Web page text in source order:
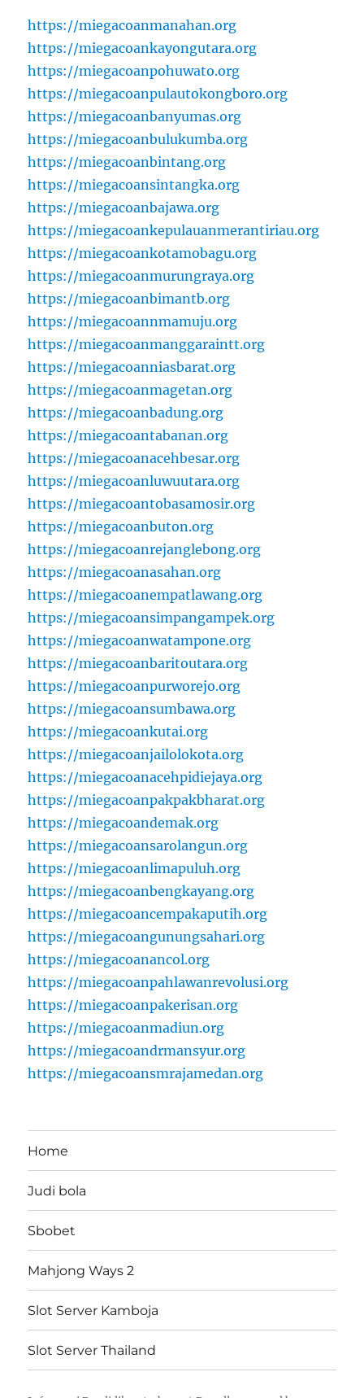
https://miegacoanmanahan.org
https://miegacoankayongutara.org
https://miegacoanpohuwato.org
https://miegacoanpulautokongboro.org
https://miegacoanbanyumas.org
https://miegacoanbulukumba.org
https://miegacoanbintang.org
https://miegacoansintangka.org
https://miegacoanbajawa.org
https://miegacoankepulauanmerantiriau.org
https://miegacoankotamobagu.org
https://miegacoanmurungraya.org
https://miegacoanbimantb.org
https://miegacoannmamuju.org
https://miegacoanmanggaraintt.org
https://miegacoanniasbarat.org
https://miegacoanmagetan.org
https://miegacoanbadung.org
https://miegacoantabanan.org
https://miegacoanacehbesar.org
https://miegacoanluwuutara.org
https://miegacoantobasamosir.org
https://miegacoanbuton.org
https://miegacoanrejanglebong.org
https://miegacoanasahan.org
https://miegacoanempatlawang.org
https://miegacoansimpangampek.org
https://miegacoanwatampone.org
https://miegacoanbaritoutara.org
https://miegacoanpurworejo.org
https://miegacoansumbawa.org
https://miegacoankutai.org
https://miegacoanjailolokota.org
https://miegacoanacehpidiejaya.org
https://miegacoanpakpakbharat.org
https://miegacoandemak.org
https://miegacoansarolangun.org
https://miegacoanlimapuluh.org
https://miegacoanbengkayang.org
https://miegacoancempakaputih.org
https://miegacoangunungsahari.org
https://miegacoanancol.org
https://miegacoanpahlawanrevolusi.org
https://miegacoanpakerisan.org
https://miegacoanmadiun.org
https://miegacoandrmansyur.org
https://miegacoansmrajamedan.org
Home
Judi bola
Sbobet
Mahjong Ways 2
Slot Server Kamboja
Slot Server Thailand